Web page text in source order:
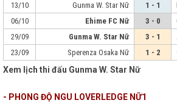
13/10
Gunma W. Star Nữ 1 - 1
06/10
Ehime FC Nữ 3 - 0
29/09
Gunma W. Star Nữ 3 - 1
23/09
Sperenza Osaka Nữ 1 - 2
Xem lịch thi đấu Gunma W. Star Nữ
- PHONG ĐỘ NGU LOVERLEDGE NỮ1